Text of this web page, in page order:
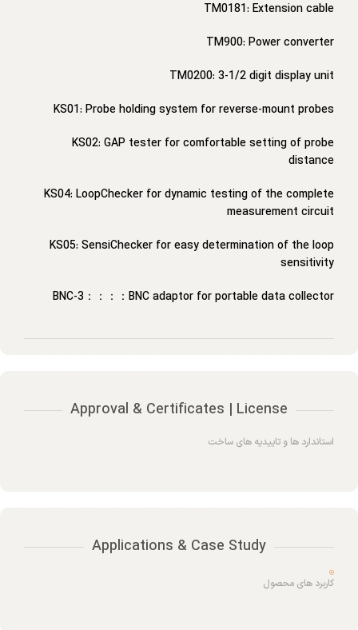
TM0181: Extension cable
TM900: Power converter
TM0200: 3-1/2 digit display unit
KS01: Probe holding system for reverse-mount probes
KS02: GAP tester for comfortable setting of probe
distance
KS04: LoopChecker for dynamic testing of the complete
measurement circuit
KS05: SensiChecker for easy determination of the loop
sensitivity
BNC-3：：：：BNC adaptor for portable data collector
Approval & Certificates | License
استاندارد ها و تاییدیه های ساخت
Applications & Case Study
کاربرد های محصول